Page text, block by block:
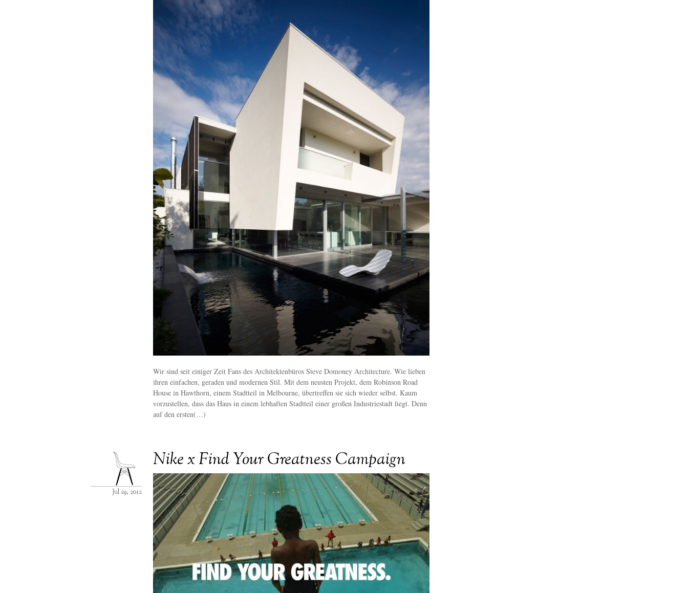
Wir sind seit einiger Zeit Fans des Architektenbüros Steve Domoney Architecture. Wie lieben
ihren einfachen, geraden und modernen Stil. Mit dem neusten Projekt, dem Robinson Road
House in Hawthorn, einem Stadtteil in Melbourne, übertreffen sie sich wieder selbst. Kaum
vorzustellen, dass das Haus in einem lebhaften Stadtteil einer großen Industriestadt liegt. Denn
auf den ersten(…)
Nike x Find Your Greatness Campaign
Jul 29, 2012